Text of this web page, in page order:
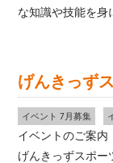
な知識や技能を身
げんきっず
イベント 7月募集
イベントのご案
げんきっずスポー